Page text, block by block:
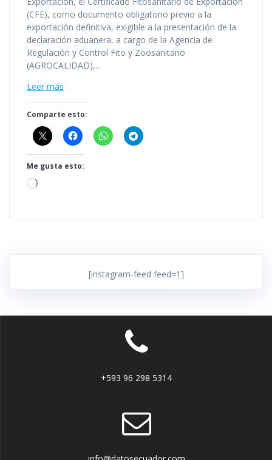
(CFE), como documento obligatorio previo a la
exportación definitiva, exigible a la presentación de la
declaración aduanera, a cargo de la Agencia de
Regulación y Control Fito y Zoosanitario
(AGROCALIDAD),…
Leer más
Comparte esto:
Me gusta esto:
Cargando...
[instagram-feed feed=1]
+593 96 298 5314